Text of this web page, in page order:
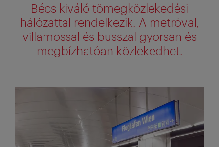
Bécs kiváló tömegközlekedési
hálózattal rendelkezik. A metróval,
villamossal és busszal gyorsan és
megbízhatóan közlekedhet.